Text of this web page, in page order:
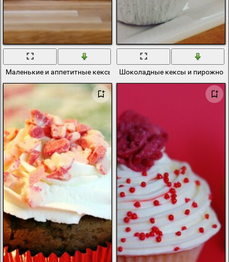
Маленькие и аппетитные кексы с кремомШоколадные кексы и пирожное